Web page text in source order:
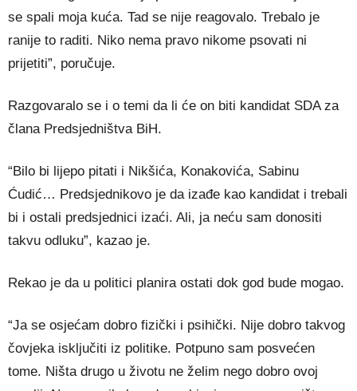
se spali moja kuća. Tad se nije reagovalo. Trebalo je
ranije to raditi. Niko nema pravo nikome psovati ni
prijetiti”, poručuje.
Razgovaralo se i o temi da li će on biti kandidat SDA za
člana Predsjedništva BiH.
“Bilo bi lijepo pitati i Nikšića, Konakovića, Sabinu
Ćudić… Predsjednikovo je da izađe kao kandidat i trebali
bi i ostali predsjednici izaći. Ali, ja neću sam donositi
takvu odluku”, kazao je.
Rekao je da u politici planira ostati dok god bude mogao.
“Ja se osjećam dobro fizički i psihički. Nije dobro takvog
čovjeka isključiti iz politike. Potpuno sam posvećen
tome. Ništa drugo u životu ne želim nego dobro ovoj